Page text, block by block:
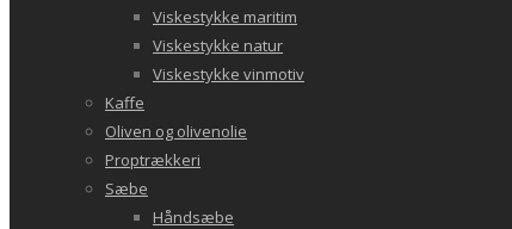
Viskestykke maritim
Viskestykke natur
Viskestykke vinmotiv
Kaffe
Oliven og olivenolie
Proptrækkeri
Sæbe
Håndsæbe